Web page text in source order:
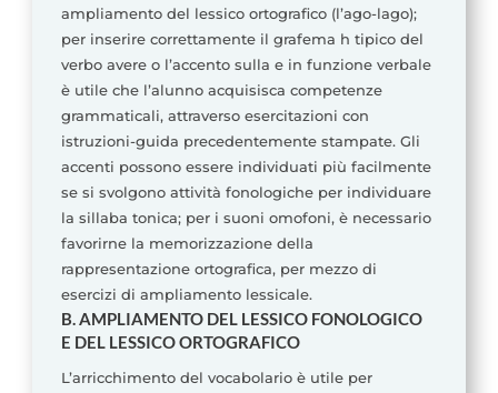
ampliamento del lessico ortografico (l’ago-lago);
per inserire correttamente il grafema h tipico del
verbo avere o l’accento sulla e in funzione verbale
è utile che l’alunno acquisisca competenze
grammaticali, attraverso esercitazioni con
istruzioni-guida precedentemente stampate. Gli
accenti possono essere individuati più facilmente
se si svolgono attività fonologiche per individuare
la sillaba tonica; per i suoni omofoni, è necessario
favorirne la memorizzazione della
rappresentazione ortografica, per mezzo di
esercizi di ampliamento lessicale.
B. AMPLIAMENTO DEL LESSICO FONOLOGICO
E DEL LESSICO ORTOGRAFICO
L’arricchimento del vocabolario è utile per